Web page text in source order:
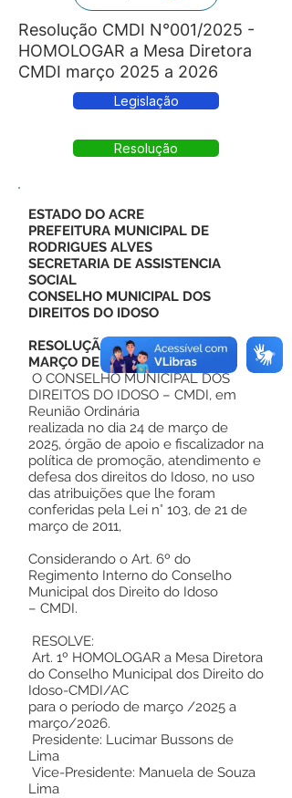
Resolução CMDI N°001/2025 -
HOMOLOGAR a Mesa Diretora
CMDI março 2025 a 2026
Legislação
Resolução
ESTADO DO ACRE
PREFEITURA MUNICIPAL DE
RODRIGUES ALVES
SECRETARIA DE ASSISTENCIA
SOCIAL
CONSELHO MUNICIPAL DOS
DIREITOS DO IDOSO
RESOLUÇÃO Nº 01, DE 24 DE
MARÇO DE 2024
O CONSELHO MUNICIPAL DOS
DIREITOS DO IDOSO – CMDI, em
Reunião Ordinária
realizada no dia 24 de março de
2025, órgão de apoio e fiscalizador na
política de promoção, atendimento e
defesa dos direitos do Idoso, no uso
das atribuições que lhe foram
conferidas pela Lei n° 103, de 21 de
março de 2011,
Considerando o Art. 6º do
Regimento Interno do Conselho
Municipal dos Direito do Idoso
– CMDI.
RESOLVE:
Art. 1º HOMOLOGAR a Mesa Diretora
do Conselho Municipal dos Direito do
Idoso-CMDI/AC
para o período de março /2025 a
março/2026.
Presidente: Lucimar Bussons de
Lima
Vice-Presidente: Manuela de Souza
Lima